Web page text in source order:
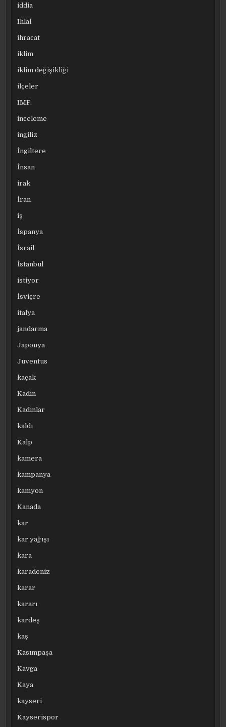
iddia
Ihlal
ihracat
iklim
iklim değişikliği
ilçeler
IMF:
inceleme
ingiliz
İngiltere
İnsan
irak
İran
iş
İspanya
İsrail
İstanbul
istiyor
İsviçre
italya
jandarma
Japonya
Juventus
kaçak
Kadın
Kadınlar
kaldı
Kalp
kamera
kampanya
kamyon
Kanada
kar
kar yağışı
kara
karadeniz
karar
kararı
kardeş
kaş
Kasımpaşa
Kavga
Kaya
kayseri
Kayserispor